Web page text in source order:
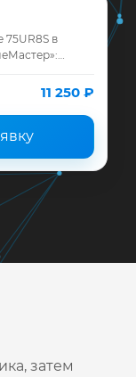
75UR8S в
до 1211 250 ₽
затем